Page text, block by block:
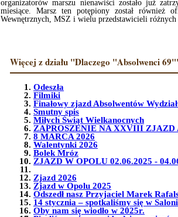
organizatorów marszu nienawiści zostało już
miesiące. Marsz ten potępiony został również
Wewnętrznych, MSZ i wielu przedstawicieli
Więcej z działu "Dlaczego "Absolwenci
Odeszła
Filmiki
Finałowy zjazd Absolwentów
Smutny spis
Miłych Świąt Wielkanocnych
ZAPROSZENIE NA XXVIII ZJAZD
8 MARCA 2026
Walentynki 2026
Bolek Mróz
ZJAZD W OPOLU 02.06.2025 -
Zjazd 2026
Zjazd w Opolu 2025
Odszedł nasz Przyjaciel Marek
14 stycznia – spotkaliśmy się w
Oby nam się wiodło w 2025r.